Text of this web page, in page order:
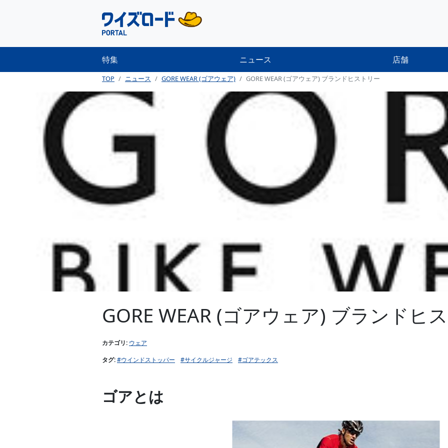
特集 ニュース 店舗
TOP ニュース GORE WEAR (ゴアウェア) GORE WEAR (ゴアウェア) ブランドヒストリー
GORE WEAR (ゴアウェア) ブランドヒ
カテゴリ: ウェア
タグ:#ウインドストッパー #サイクルジャージ #ゴアテックス
ゴアとは